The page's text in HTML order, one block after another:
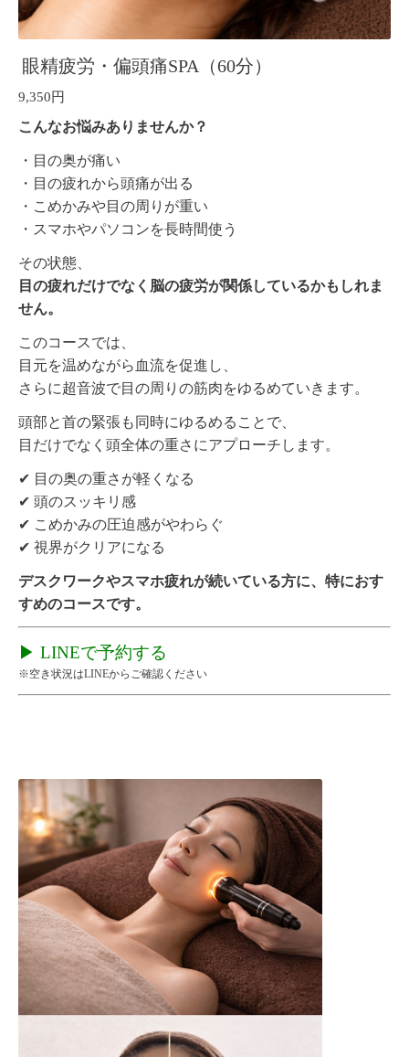
眼精疲労・偏頭痛SPA（60分）
9,350円
こんなお悩みありませんか？
・目の奥が痛い
・目の疲れから頭痛が出る
・こめかみや目の周りが重い
・スマホやパソコンを長時間使う
その状態、
目の疲れだけでなく脳の疲労が関係しているかもしれま
せん。
このコースでは、
目元を温めながら血流を促進し、
さらに超音波で目の周りの筋肉をゆるめていきます。
頭部と首の緊張も同時にゆるめることで、
目だけでなく頭全体の重さにアプローチします。
✔ 目の奥の重さが軽くなる
✔ 頭のスッキリ感
✔ こめかみの圧迫感がやわらぐ
✔ 視界がクリアになる
デスクワークやスマホ疲れが続いている方に、特におす
すめのコースです。
▶ LINEで予約する
※空き状況はLINEからご確認ください